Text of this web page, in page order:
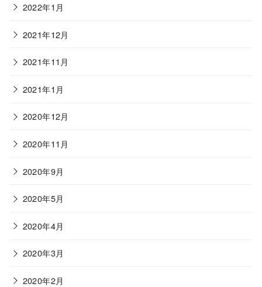
2022年1月
2021年12月
2021年11月
2021年1月
2020年12月
2020年11月
2020年9月
2020年5月
2020年4月
2020年3月
2020年2月